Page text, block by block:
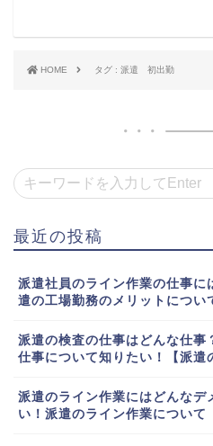
HOME タグ : 派遣 初出勤
最近の投稿
派遣社員のライン作業の仕事に
遣の工場勤務のメリットについ
派遣の検査の仕事はどんな仕事
仕事について知りたい！【派遣
派遣のライン作業にはどんなデ
い！派遣のライン作業について